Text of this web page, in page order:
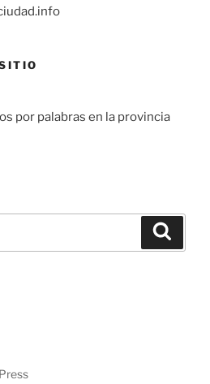
por palabras en la provincia